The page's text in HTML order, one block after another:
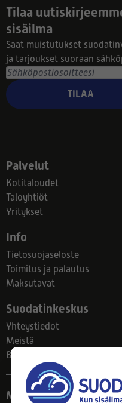
Tilaa
sisäilma
Saat muistutukset
ja tarjoukset suoraan
TILAA
Palvelut
Kotitaloudet
Taloyhtiöt
Yritykset
Info
Tietosuojaseloste
Toimitus ja palautus
Maksutavat
Suodatinkeskus
Yhteystiedot
Meistä
Blogi
Myymälä